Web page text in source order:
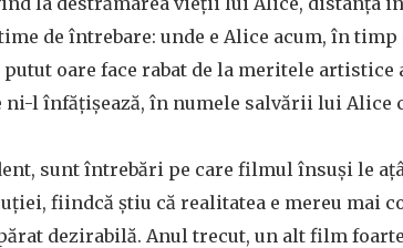
de întrebare: unde e Alice acum, în
oare face rabat de la meritele
ni-l înfățișează, în numele salvării lui Alice
sunt întrebări pe care filmul însuși le
fiindcă știu că realitatea e mereu mai
dezirabilă. Anul trecut, un alt film